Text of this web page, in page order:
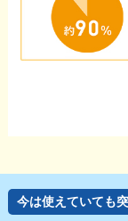
今は使えていても